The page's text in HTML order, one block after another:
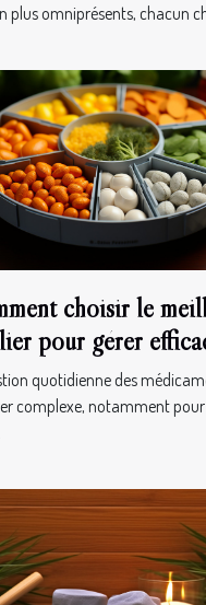
plus omniprésents, chacun
choisir le
pour gérer
au
quotidienne des
complexe, notamment pour